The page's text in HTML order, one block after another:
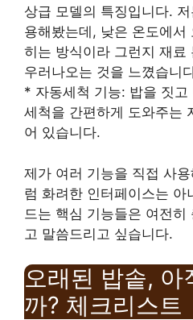
상급 모델의 특징입니다.
용해봤는데, 낮은 온도에서
히는 방식이라 그런지 재료
우러나오는 것을 느꼈습니
* 자동세척 기능: 밥을 짓
세척을 간편하게 도와주는
어 있습니다.
제가 여러 기능을 직접 사
럼 화려한 인터페이스는 아
드는 핵심 기능들은 여전
고 말씀드리고 싶습니다.
오래된 밥솥, 아
까? 체크리스트